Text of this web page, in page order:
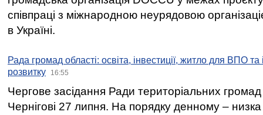
співпраці з міжнародною неурядовою
в Україні.
Рада громад області: освіта, інвестиції, житло для ВПО
розвитку
16:55
Чергове засідання Ради територіальних громад
Чернігові 27 липня. На порядку денному –